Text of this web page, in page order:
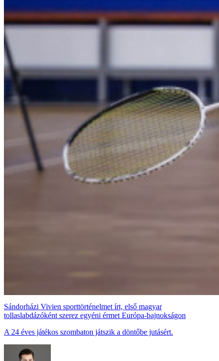
Sándorházi Vivien sporttörténelmet írt, első magyar
tollaslabdázóként szerez egyéni érmet Európa-bajnokságon
A 24 éves játékos szombaton játszik a döntőbe jutásért.